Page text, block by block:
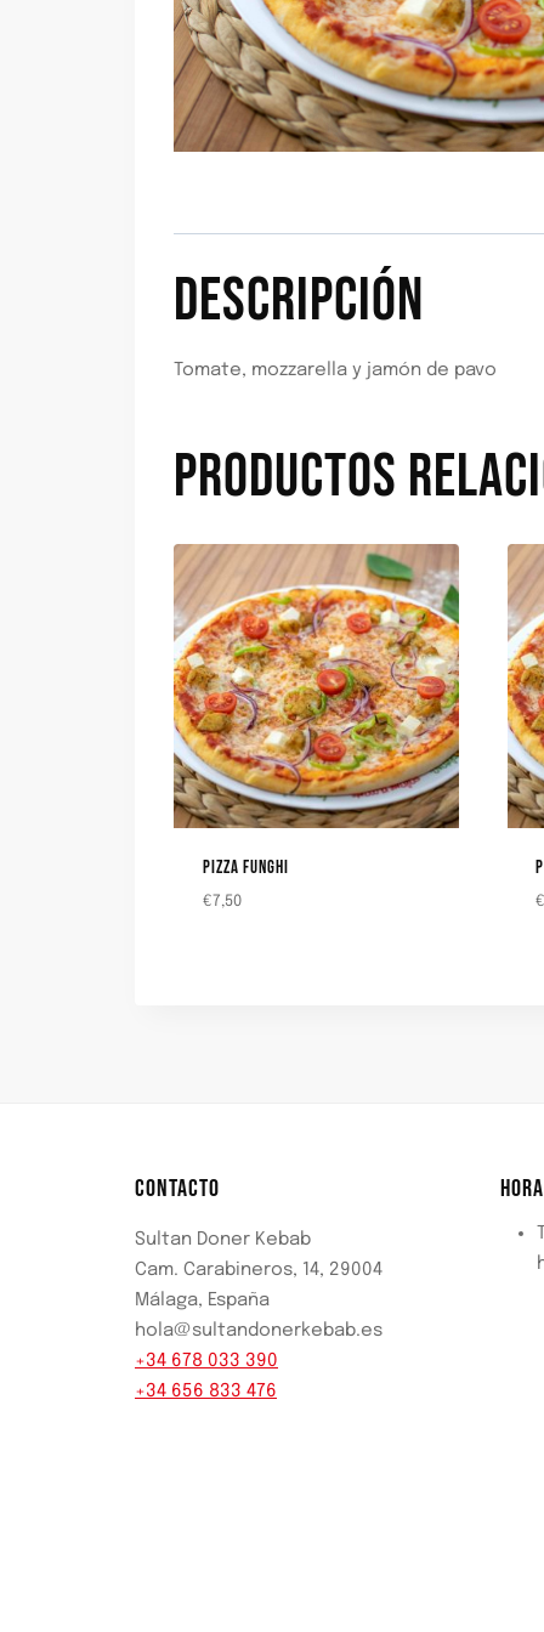
DESCRIPCIÓN
Tomate, mozzarella y jamón de pavo
PRODUCTOS
PIZZA FUNGHI
€ 7,50 €
CONTACTO
Sultan Doner Kebab
Cam. Carabineros, 14, 29004
Málaga, España
hola@sultandonerkebab.es
+34 678 033 390
+34 656 833 476